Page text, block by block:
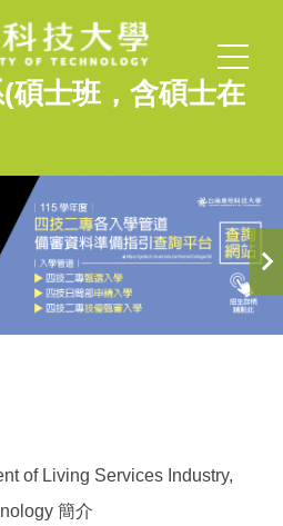
碩士班，含碩士在
of Living Services Industry,
簡介